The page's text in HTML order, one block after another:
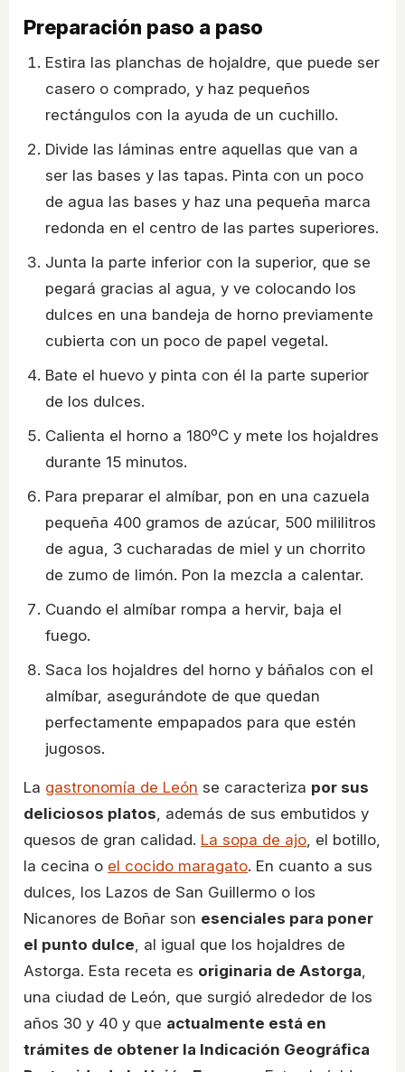
Preparación paso a paso
Estira las planchas de hojaldre, que puede ser
casero o comprado, y haz pequeños
rectángulos con la ayuda de un cuchillo.
Divide las láminas entre aquellas que van a
ser las bases y las tapas. Pinta con un poco
de agua las bases y haz una pequeña marca
redonda en el centro de las partes superiores.
Junta la parte inferior con la superior, que se
pegará gracias al agua, y ve colocando los
dulces en una bandeja de horno previamente
cubierta con un poco de papel vegetal.
Bate el huevo y pinta con él la parte superior
de los dulces.
Calienta el horno a 180ºC y mete los hojaldres
durante 15 minutos.
Para preparar el almíbar, pon en una cazuela
pequeña 400 gramos de azúcar, 500 mililitros
de agua, 3 cucharadas de miel y un chorrito
de zumo de limón. Pon la mezcla a calentar.
Cuando el almíbar rompa a hervir, baja el
fuego.
Saca los hojaldres del horno y báñalos con el
almíbar, asegurándote de que quedan
perfectamente empapados para que estén
jugosos.
La gastronomía de León se caracteriza por sus
deliciosos platos, además de sus embutidos y
quesos de gran calidad. La sopa de ajo, el botillo,
la cecina o el cocido maragato. En cuanto a sus
dulces, los Lazos de San Guillermo o los
Nicanores de Boñar son esenciales para poner
el punto dulce, al igual que los hojaldres de
Astorga. Esta receta es originaria de Astorga,
una ciudad de León, que surgió alrededor de los
años 30 y 40 y que actualmente está en
trámites de obtener la Indicación Geográfica